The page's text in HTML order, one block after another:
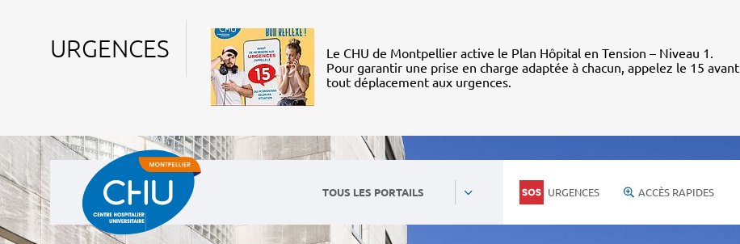
URGENCES
Le CHU de Montpellier active le Plan Hôpital en Tension – Niveau 1.
Pour garantir une prise en charge adaptée à chacun, appelez le 15 avant
tout déplacement aux urgences.
TOUS LES PORTAILS URGENCES ACCÈS RAPIDES